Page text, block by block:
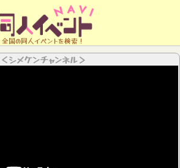
全国の同人イベントを検索！
＜シメケンチャンネル＞